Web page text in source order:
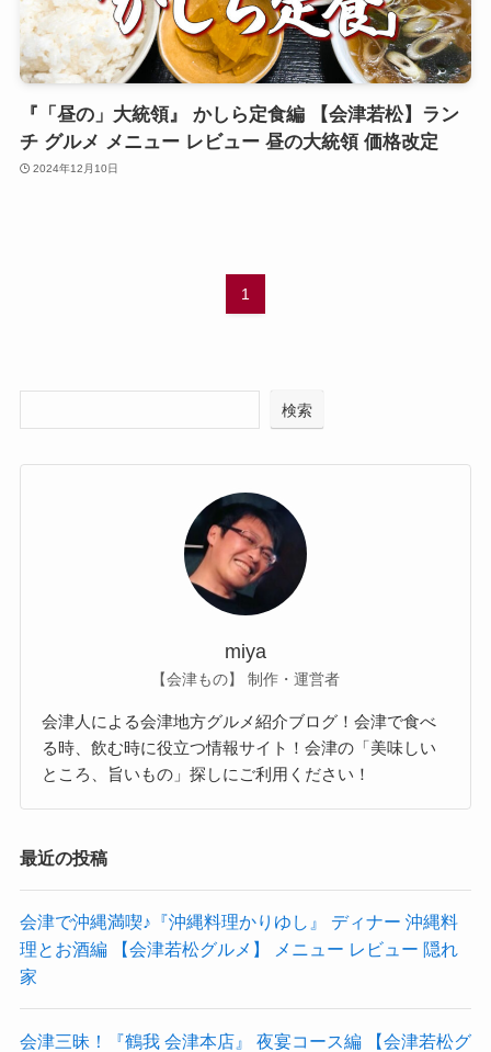
『「昼の」大統領』 かしら定食編 【会津若松】ラン
チ グルメ メニュー レビュー 昼の大統領 価格改定
2024年12月10日
1
検索
miya
【会津もの】 制作・運営者
会津人による会津地方グルメ紹介ブログ！会津で食べ
る時、飲む時に役立つ情報サイト！会津の「美味しい
ところ、旨いもの」探しにご利用ください！
最近の投稿
会津で沖縄満喫♪『沖縄料理かりゆし』 ディナー 沖縄料
理とお酒編 【会津若松グルメ】 メニュー レビュー 隠れ
家
会津三昧！『鶴我 会津本店』 夜宴コース編 【会津若松グ